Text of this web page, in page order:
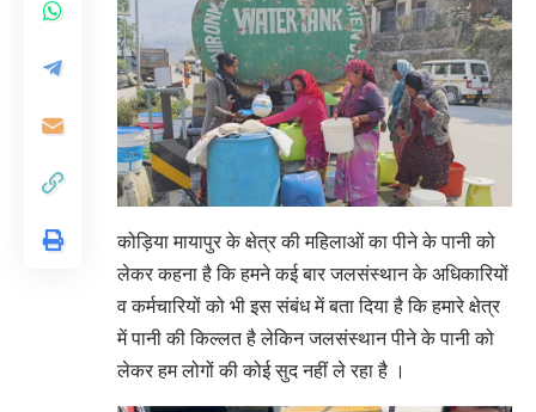
कोड़िया मायापुर के क्षेत्र की महिलाओं का पीने के पानी को
लेकर कहना है कि हमने कई बार जलसंस्थान के अधिकारियों
व कर्मचारियों को भी इस संबंध में बता दिया है कि हमारे क्षेत्र
में पानी की किल्लत है लेकिन जलसंस्थान पीने के पानी को
लेकर हम लोगों की कोई सुद नहीं ले रहा है ।